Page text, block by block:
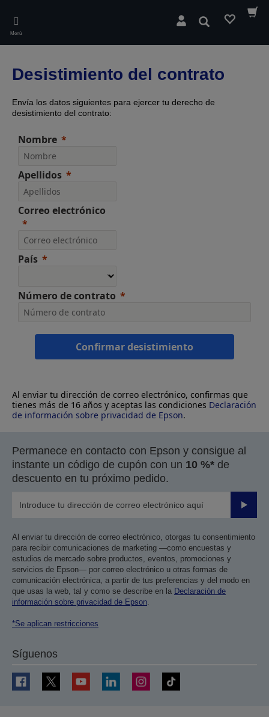
main
content
Menú
Buscar
Desistimiento del contrato
Envía los datos siguientes para ejercer tu derecho de
desistimiento del contrato:
Nombre
Apellidos
Correo electrónico
País
Número de contrato
Confirmar desistimiento
Al enviar tu dirección de correo electrónico, confirmas que
tienes más de 16 años y aceptas las condiciones Declaración
de información sobre privacidad de Epson.
Permanece en contacto con Epson y consigue al
instante un código de cupón con un 10 %* de
descuento en tu próximo pedido.
Enviar
Al enviar tu dirección de correo electrónico, otorgas tu consentimiento
para recibir comunicaciones de marketing —como encuestas y
estudios de mercado sobre productos, eventos, promociones y
servicios de Epson— por correo electrónico u otras formas de
comunicación electrónica, a partir de tus preferencias y del modo en
que usas la web, tal y como se describe en la Declaración de
información sobre privacidad de Epson.
*Se aplican restricciones
Síguenos